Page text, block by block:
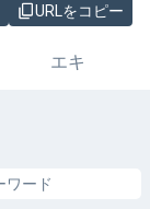
URLをコピー
エキ